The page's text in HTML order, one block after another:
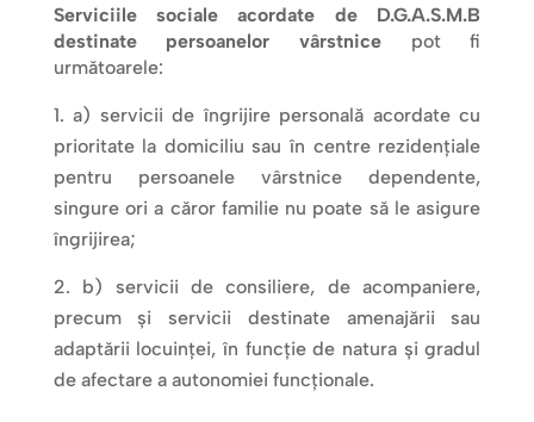
Serviciile sociale acordate de D.G.A.S.M.B
destinate persoanelor vârstnice pot fi
următoarele:
a) servicii de îngrijire personală acordate cu
prioritate la domiciliu sau în centre rezidențiale
pentru persoanele vârstnice dependente,
singure ori a căror familie nu poate să le asigure
îngrijirea;
b) servicii de consiliere, de acompaniere,
precum și servicii destinate amenajării sau
adaptării locuinței, în funcție de natura și gradul
de afectare a autonomiei funcționale.